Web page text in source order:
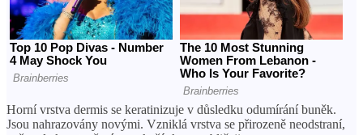
Horní vrstva dermis se keratinizuje v důsledku odumírání buněk.
Jsou nahrazovány novými. Vzniklá vrstva se přirozeně neodstraní,